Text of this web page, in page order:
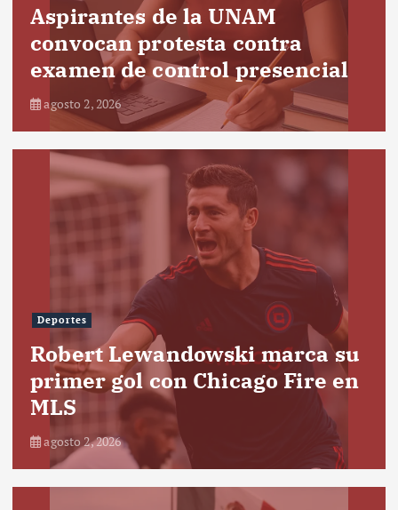
Aspirantes de la UNAM
convocan protesta contra
examen de control presencial
agosto 2, 2026
Deportes
Robert Lewandowski marca su
primer gol con Chicago Fire en
MLS
agosto 2, 2026